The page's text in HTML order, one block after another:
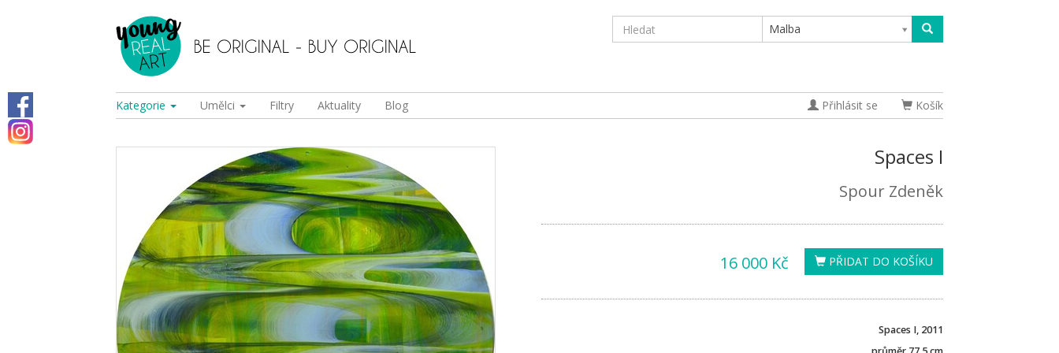
Malba
Kategorie Umělci Filtry Aktuality Blog Přihlásit se Košík
Spaces I
Spour Zdeněk
PŘIDAT DO KOŠÍKU
16 000 Kč
Spaces I, 2011